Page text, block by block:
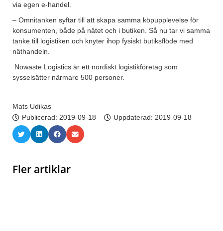
via egen e-handel.
– Omnitanken syftar till att skapa samma köpupplevelse för
konsumenten, både på nätet och i butiken. Så nu tar vi samma
tanke till logistiken och knyter ihop fysiskt butiksflöde med
näthandeln.
Nowaste Logistics är ett nordiskt logistikföretag som
sysselsätter närmare 500 personer.
Mats Udikas
Publicerad: 2019-09-18 Uppdaterad: 2019-09-18
Fler artiklar